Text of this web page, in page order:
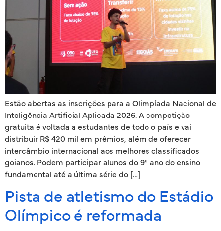
Estão abertas as inscrições para a Olimpíada Nacional de
Inteligência Artificial Aplicada 2026. A competição
gratuita é voltada a estudantes de todo o país e vai
distribuir R$ 420 mil em prêmios, além de oferecer
intercâmbio internacional aos melhores classificados
goianos. Podem participar alunos do 9º ano do ensino
fundamental até a última série do […]
Pista de atletismo do Estádio
Olímpico é reformada